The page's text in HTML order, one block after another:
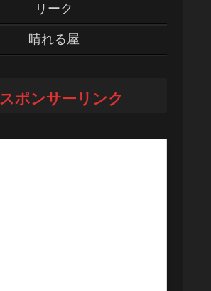
リーク
晴れる屋
スポンサーリンク